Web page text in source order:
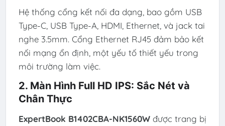
Hệ thống cổng kết nối đa dạng, bao gồm USB
Type-C, USB Type-A, HDMI, Ethernet, và jack tai
nghe 3.5mm. Cổng Ethernet RJ45 đảm bảo kết
nối mạng ổn định, một yếu tố thiết yếu trong
môi trường làm việc.
2. Màn Hình Full HD IPS: Sắc Nét và
Chân Thực
ExpertBook B1402CBA-NK1560Wđược trang bị